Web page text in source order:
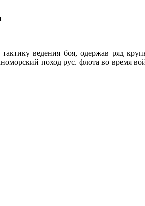
ведения боя, одержав ряд
поход рус. флота во время